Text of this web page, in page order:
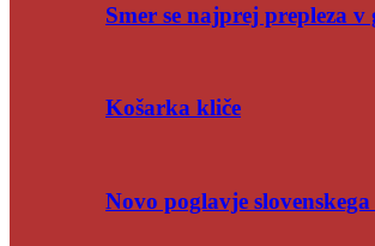
Smer se najprej prepleza v
Košarka kliče
Novo poglavje